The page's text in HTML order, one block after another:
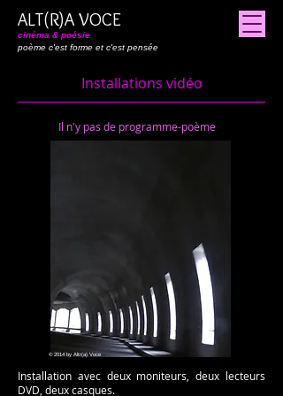
ALT(R)A VOCE
cinéma & poésie
poème c'est forme et c'est pensée
Installations vidéo
Il n'y pas de programme-poème
© 2014 by Altr(a) Voce
Installation avec deux moniteurs, deux lecteurs
DVD, deux casques.